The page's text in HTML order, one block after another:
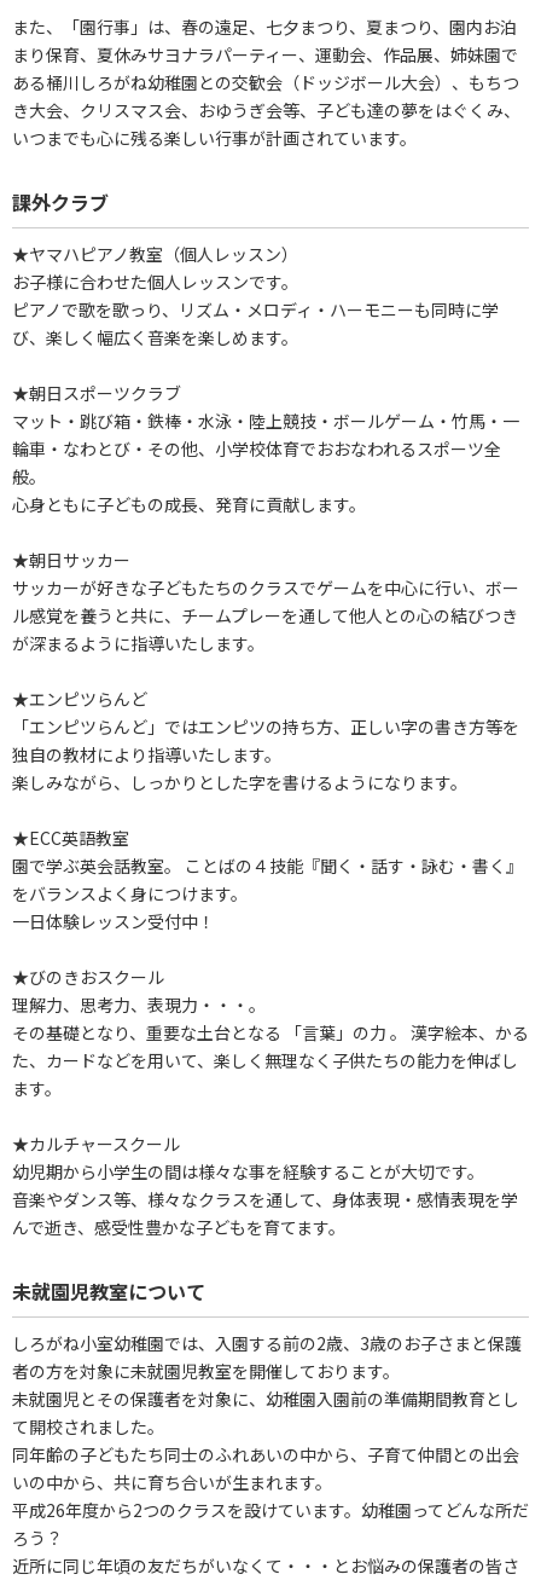
また、「園行事」は、春の遠足、七夕まつり、夏まつり、園内お泊
まり保育、夏休みサヨナラパーティー、運動会、作品展、姉妹園で
ある桶川しろがね幼稚園との交歓会（ドッジボール大会）、もちつ
き大会、クリスマス会、おゆうぎ会等、子ども達の夢をはぐくみ、
いつまでも心に残る楽しい行事が計画されています。
課外クラブ
★ヤマハピアノ教室（個人レッスン）
お子様に合わせた個人レッスンです。
ピアノで歌を歌っり、リズム・メロディ・ハーモニーも同時に学
び、楽しく幅広く音楽を楽しめます。
★朝日スポーツクラブ
マット・跳び箱・鉄棒・水泳・陸上競技・ボールゲーム・竹馬・一
輪車・なわとび・その他、小学校体育でおおなわれるスポーツ全
般。
心身ともに子どもの成長、発育に貢献します。
★朝日サッカー
サッカーが好きな子どもたちのクラスでゲームを中心に行い、ボー
ル感覚を養うと共に、チームプレーを通して他人との心の結びつき
が深まるように指導いたします。
★エンピツらんど
「エンピツらんど」ではエンピツの持ち方、正しい字の書き方等を
独自の教材により指導いたします。
楽しみながら、しっかりとした字を書けるようになります。
★ECC英語教室
園で学ぶ英会話教室。 ことばの４技能『聞く・話す・詠む・書く』
をバランスよく身につけます。
一日体験レッスン受付中！
★びのきおスクール
理解力、思考力、表現力・・・。
その基礎となり、重要な土台となる 「言葉」の力 。 漢字絵本、かる
た、カードなどを用いて、楽しく無理なく子供たちの能力を伸ばし
ます。
★カルチャースクール
幼児期から小学生の間は様々な事を経験することが大切です。
音楽やダンス等、様々なクラスを通して、身体表現・感情表現を学
んで逝き、感受性豊かな子どもを育てます。
未就園児教室について
しろがね小室幼稚園では、入園する前の2歳、3歳のお子さまと保護
者の方を対象に未就園児教室を開催しております。
未就園児とその保護者を対象に、幼稚園入園前の準備期間教育とし
て開校されました。
同年齢の子どもたち同士のふれあいの中から、子育て仲間との出会
いの中から、共に育ち合いが生まれます。
平成26年度から2つのクラスを設けています。幼稚園ってどんな所だ
ろう？
近所に同じ年頃の友だちがいなくて・・・とお悩みの保護者の皆さ